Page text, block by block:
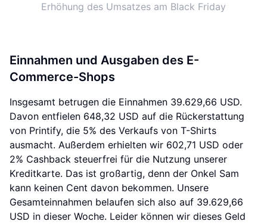
Erhöhung des Umsatzes am Black Friday
Einnahmen und Ausgaben des E-
Commerce-Shops
Insgesamt betrugen die Einnahmen 39.629,66 USD.
Davon entfielen 648,32 USD auf die Rückerstattung
von Printify, die 5% des Verkaufs von T-Shirts
ausmacht. Außerdem erhielten wir 602,71 USD oder
2% Cashback steuerfrei für die Nutzung unserer
Kreditkarte. Das ist großartig, denn der Onkel Sam
kann keinen Cent davon bekommen. Unsere
Gesamteinnahmen belaufen sich also auf 39.629,66
USD in dieser Woche. Leider können wir dieses Geld